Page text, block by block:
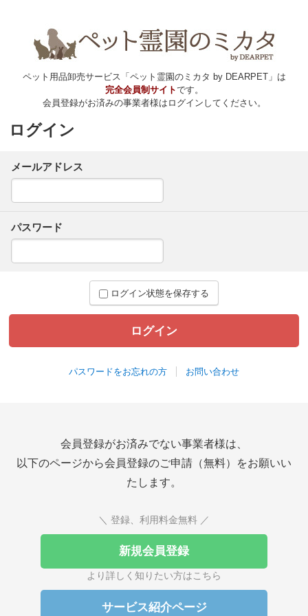
ペット用品卸売サービス「ペット霊園のミカタ by DEARPET」は
完全会員制サイトです。
会員登録がお済みの事業者様はログインしてください。
ログイン
メールアドレス
パスワード
ログイン状態を保存する
パスワードをお忘れの方 お問い合わせ
会員登録がお済みでない事業者様は、
以下のページから会員登録のご申請（無料）をお願いい
たします。
＼ 登録、利用料金無料 ／
新規会員登録
より詳しく知りたい方はこちら
サービス紹介ページ